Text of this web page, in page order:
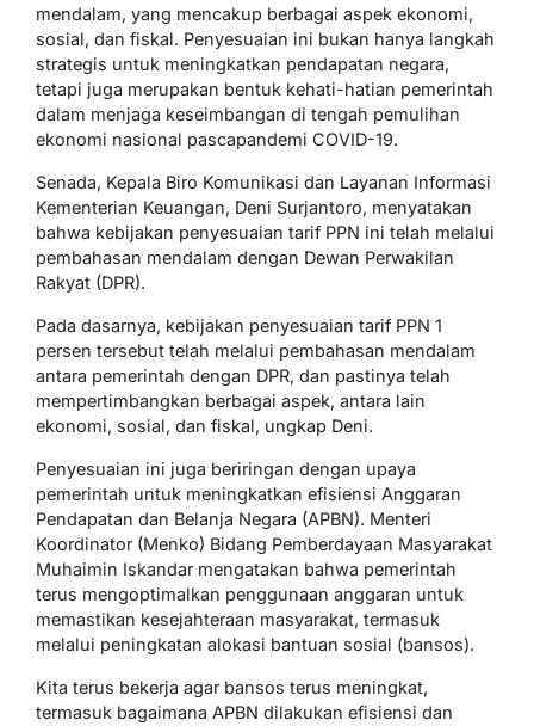
mendalam, yang mencakup berbagai aspek ekonomi,
sosial, dan fiskal. Penyesuaian ini bukan hanya langkah
strategis untuk meningkatkan pendapatan negara,
tetapi juga merupakan bentuk kehati-hatian pemerintah
dalam menjaga keseimbangan di tengah pemulihan
ekonomi nasional pascapandemi COVID-19.
Senada, Kepala Biro Komunikasi dan Layanan Informasi
Kementerian Keuangan, Deni Surjantoro, menyatakan
bahwa kebijakan penyesuaian tarif PPN ini telah melalui
pembahasan mendalam dengan Dewan Perwakilan
Rakyat (DPR).
Pada dasarnya, kebijakan penyesuaian tarif PPN 1
persen tersebut telah melalui pembahasan mendalam
antara pemerintah dengan DPR, dan pastinya telah
mempertimbangkan berbagai aspek, antara lain
ekonomi, sosial, dan fiskal, ungkap Deni.
Penyesuaian ini juga beriringan dengan upaya
pemerintah untuk meningkatkan efisiensi Anggaran
Pendapatan dan Belanja Negara (APBN). Menteri
Koordinator (Menko) Bidang Pemberdayaan Masyarakat
Muhaimin Iskandar mengatakan bahwa pemerintah
terus mengoptimalkan penggunaan anggaran untuk
memastikan kesejahteraan masyarakat, termasuk
melalui peningkatan alokasi bantuan sosial (bansos).
Kita terus bekerja agar bansos terus meningkat,
termasuk bagaimana APBN dilakukan efisiensi dan